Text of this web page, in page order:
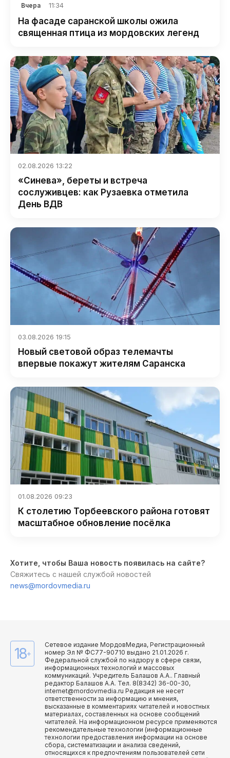
Вчера 11:34
На фасаде саранской школы ожила
священная птица из мордовских легенд
02.08.2026 13:22
«Синева», береты и встреча
сослуживцев: как Рузаевка отметила
День ВДВ
03.08.2026 19:15
Новый световой образ телемачты
впервые покажут жителям Саранска
01.08.2026 09:23
К столетию Торбеевского района готовят
масштабное обновление посёлка
Хотите, чтобы Ваша новость появилась на сайте?
Свяжитесь с нашей службой новостей
news@mordovmedia.ru
18+
Сетевое издание МордовМедиа, Регистрационный
номер Эл № ФС77-90710 выдано 21.01.2026 г.
Федеральной службой по надзору в сфере связи,
информационных технологий и массовых
коммуникаций. Учредитель Балашов А.А.. Главный
редактор Балашов А.А. Тел. 8(8342) 36-00-30,
internet@mordovmedia.ru Редакция не несет
ответственности за информацию и мнения,
высказанные в комментариях читателей и новостных
материалах, составленных на основе сообщений
читателей. На информационном ресурсе применяются
рекомендательные технологии (информационные
технологии предоставления информации на основе
сбора, систематизации и анализа сведений,
относящихся к предпочтениям пользователей сети